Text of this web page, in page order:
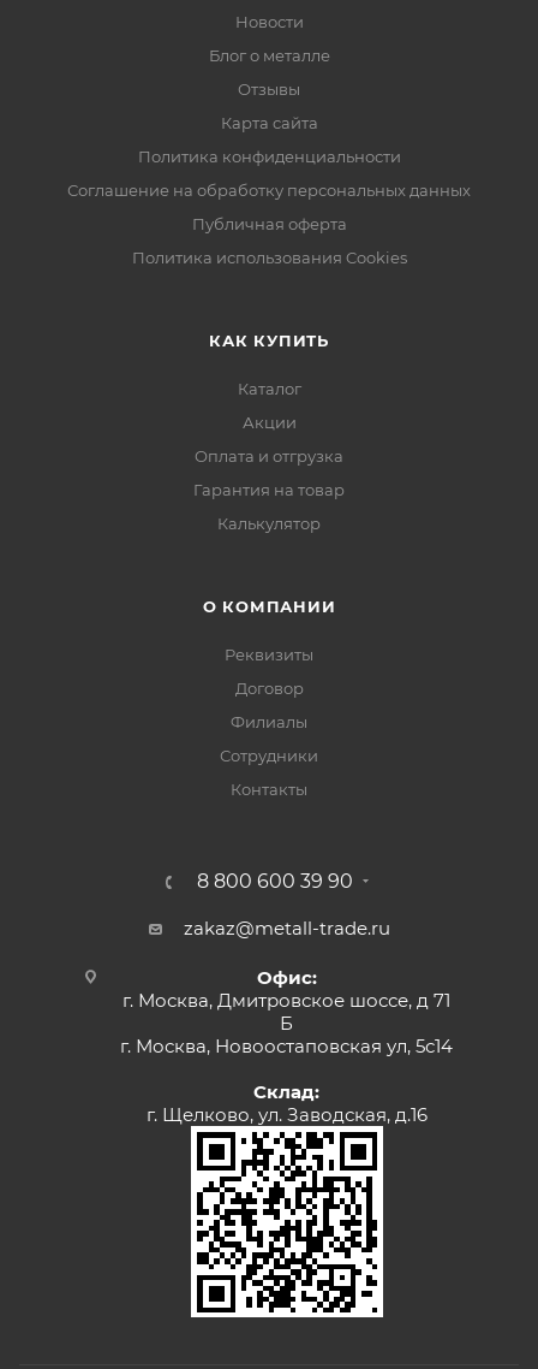
Новости
Блог о металле
Отзывы
Карта сайта
Политика конфиденциальности
Соглашение на обработку персональных данных
Публичная оферта
Политика использования Cookies
КАК КУПИТЬ
Каталог
Акции
Оплата и отгрузка
Гарантия на товар
Калькулятор
О КОМПАНИИ
Реквизиты
Договор
Филиалы
Сотрудники
Контакты
8 800 600 39 90
zakaz@metall-trade.ru
Офис:
г. Москва, Дмитровское шоссе, д 71
Б
г. Москва, Новоостаповская ул, 5с14
Склад:
г. Щелково, ул. Заводская, д.16